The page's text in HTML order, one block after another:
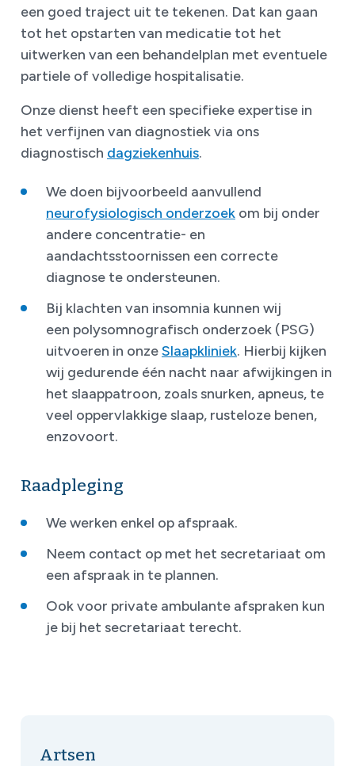
een goed traject uit te tekenen. Dat kan gaan
tot het opstarten van medicatie tot het
uitwerken van een behandelplan met eventuele
partiele of volledige hospitalisatie.
Onze dienst heeft een specifieke expertise in
het verfijnen van diagnostiek via ons
diagnostisch dagziekenhuis.
We doen bijvoorbeeld aanvullend
neurofysiologisch onderzoek om bij onder
andere concentratie- en
aandachtsstoornissen een correcte
diagnose te ondersteunen.
Bij klachten van insomnia kunnen wij
een polysomnografisch onderzoek (PSG)
uitvoeren in onzeSlaapkliniek. Hierbij kijken
wij gedurende één nacht naar afwijkingen in
het slaappatroon, zoals snurken, apneus, te
veel oppervlakkige slaap, rusteloze benen,
enzovoort.
Raadpleging
We werken enkel op afspraak.
Neem contact op met het secretariaat om
een afspraak in te plannen.
Ook voor private ambulante afspraken kun
je bij het secretariaat terecht.
Artsen